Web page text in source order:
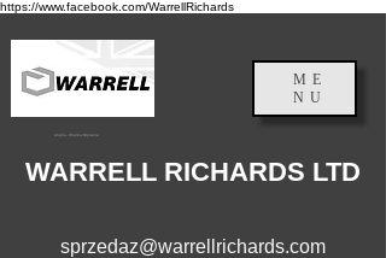
https://www.facebook.com/WarrellRichards
Anglia, Wielka Brytania
ME
NU
WARRELL RICHARDS LTD
sprzedaz@warrellrichards.com